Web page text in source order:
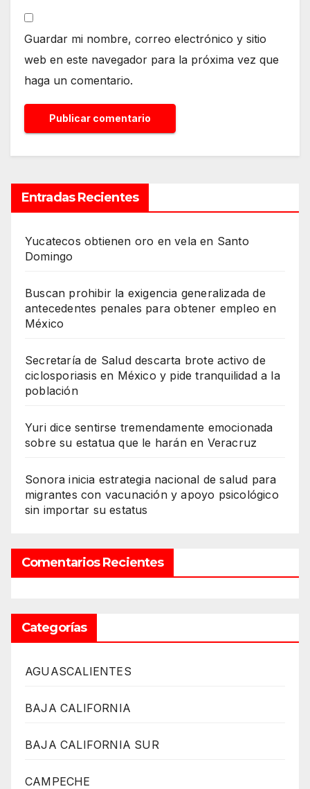
Guardar mi nombre, correo electrónico y sitio
web en este navegador para la próxima vez que
haga un comentario.
Entradas Recientes
Yucatecos obtienen oro en vela en Santo
Domingo
Buscan prohibir la exigencia generalizada de
antecedentes penales para obtener empleo en
México
Secretaría de Salud descarta brote activo de
ciclosporiasis en México y pide tranquilidad a la
población
Yuri dice sentirse tremendamente emocionada
sobre su estatua que le harán en Veracruz
Sonora inicia estrategia nacional de salud para
migrantes con vacunación y apoyo psicológico
sin importar su estatus
Comentarios Recientes
Categorías
AGUASCALIENTES
BAJA CALIFORNIA
BAJA CALIFORNIA SUR
CAMPECHE